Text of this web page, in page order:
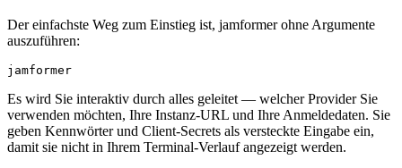
Der einfachste Weg zum Einstieg ist, jamformer ohne Argumente
auszuführen:
Es wird Sie interaktiv durch alles geleitet — welcher Provider Sie
verwenden möchten, Ihre Instanz-URL und Ihre Anmeldedaten. Sie
geben Kennwörter und Client-Secrets als versteckte Eingabe ein,
damit sie nicht in Ihrem Terminal-Verlauf angezeigt werden.